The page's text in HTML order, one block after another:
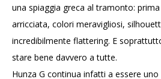
una spiaggia greca al tramonto:
arricciata, colori meravigliosi,
incredibilmente flattering. E
stare bene davvero a tutte.
Hunza G continua infatti a essere